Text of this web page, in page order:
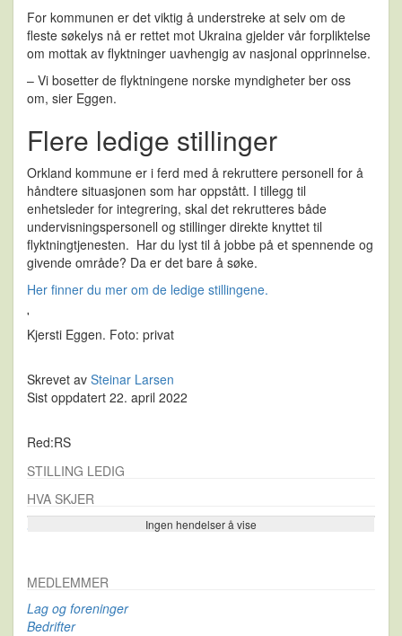
For kommunen er det viktig å understreke at selv om de
fleste søkelys nå er rettet mot Ukraina gjelder vår forpliktelse
om mottak av flyktninger uavhengig av nasjonal opprinnelse.
– Vi bosetter de flyktningene norske myndigheter ber oss
om, sier Eggen.
Flere ledige stillinger
Orkland kommune er i ferd med å rekruttere personell for å
håndtere situasjonen som har oppstått. I tillegg til
enhetsleder for integrering, skal det rekrutteres både
undervisningspersonell og stillinger direkte knyttet til
flyktningtjenesten. Har du lyst til å jobbe på et spennende og
givende område? Da er det bare å søke.
Her finner du mer om de ledige stillingene.
'
Kjersti Eggen. Foto: privat
Skrevet av Steinar Larsen
Sist oppdatert 22. april 2022
Red:RS
STILLING LEDIG
HVA SKJER
Ingen hendelser å vise
Se flere…
MEDLEMMER
Lag og foreninger
Bedrifter